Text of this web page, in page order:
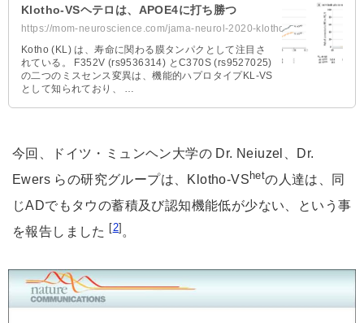
Klotho-VSヘテロは、APOE4に打ち勝つ
https://mom-neuroscience.com/jama-neurol-2020-klotho/
Kotho (KL) は、寿命に関わる膜タンパクとして注目さ
れている。 F352V (rs9536314) とC370S (rs9527025)
の二つのミスセンス変異は、機能的ハプロタイプKL-VS
として知られており、 …
今回、ドイツ・ミュンヘン大学の Dr. Neiuzel、Dr.
Ewers らの研究グループは、Klotho-VShetの人達は、同
じADでもタウの蓄積及び認知機能低が少ない、という事
を報告しました [2] 。